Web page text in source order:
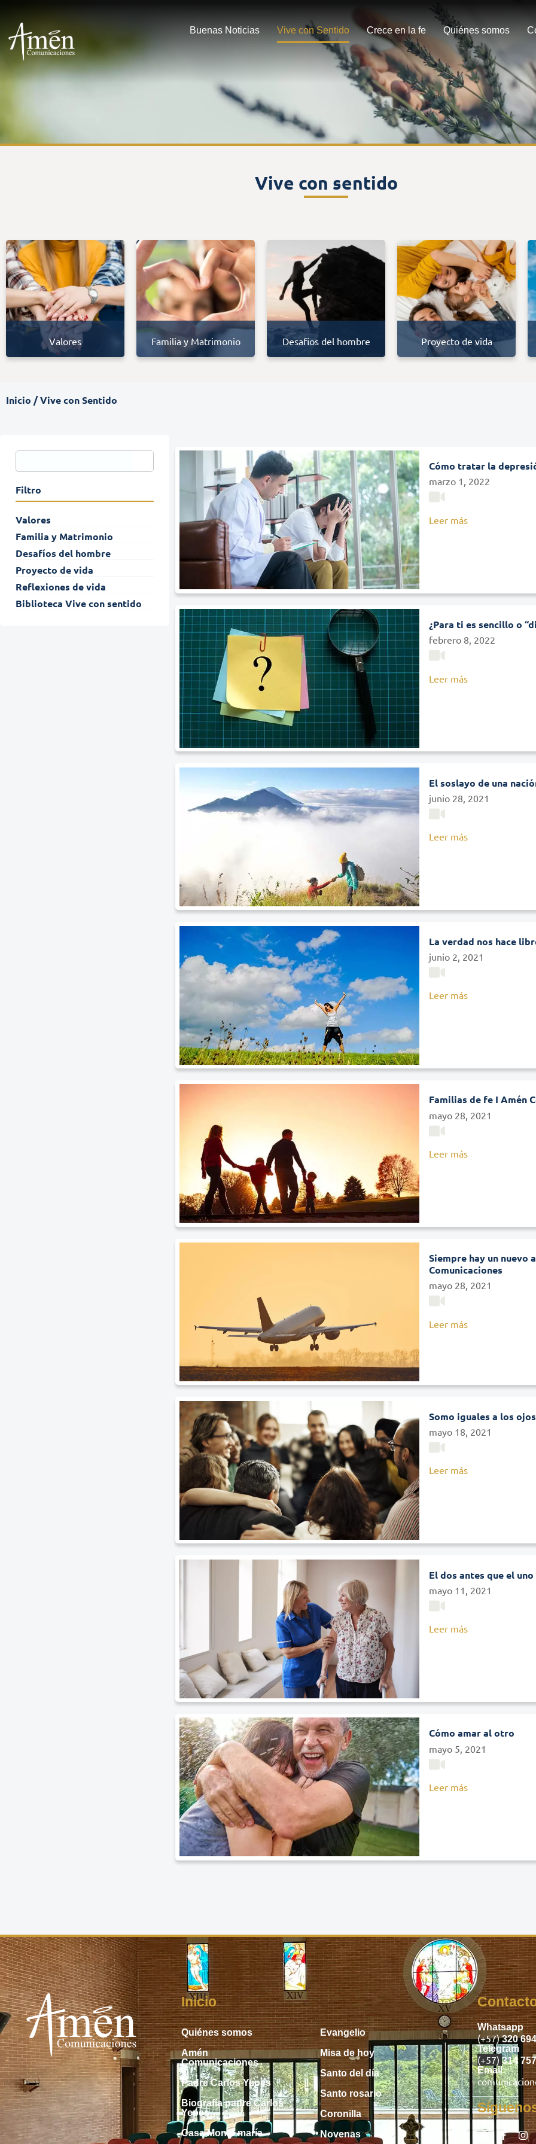
Buenas Noticias Vive con Sentido Crece en la fe Quiénes somos
Vive con sentido
Valores Familia y Matrimonio Desafios del hombre Proyecto de vida
Inicio /Vive con Sentido
Filtro
Valores
Familia y Matrimonio
Desafíos del hombre
Proyecto de vida
Reflexiones de vida
Biblioteca Vive con sentido
Cómo tratar la
marzo 1, 2022
Leer más
¿Para ti es sencillo o
febrero 8, 2022
Leer más
El soslayo de una
junio 28, 2021
Leer más
La verdad nos hace
junio 2, 2021
Leer más
Familias de fe I Amén
mayo 28, 2021
Leer más
Siempre hay un nuevo
Comunicaciones
mayo 28, 2021
Leer más
Somo iguales a los
mayo 18, 2021
Leer más
El dos antes que el uno
mayo 11, 2021
Leer más
Cómo amar al otro
mayo 5, 2021
Leer más
Inicio
Quiénes somos
Amén
Comunicaciones
Padre Carlos Yepes
Biografía padre Carlos
Yepes
Casa Monte maría
Inicio
Evangelio
Misa de hoy
Santo del día
Santo rosario
Coronilla
Novenas
Whatsapp
(+57)320
Telegram
(+57)314
Email